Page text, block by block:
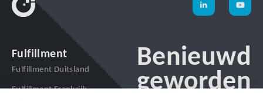
Fulfillment
Fulfillment Duitsland
Fulfillment Frankrijk
Benieuwd
geworden